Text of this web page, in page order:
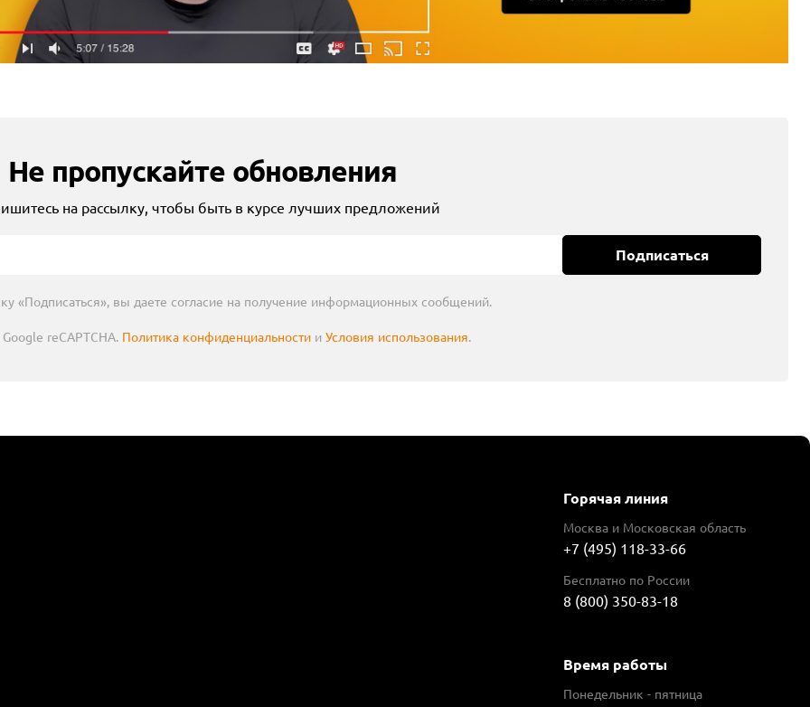
Не пропускайте обновления
на рассылку, чтобы быть в курсе лучших предложений
Подписаться
«Подписаться», вы даете согласие на получение информационных сообщений.
reCAPTCHA. Политика конфиденциальностии Условия использования.
Горячая линия
Москва и Московская область
+7 (495) 118-33-66
Бесплатно по России
8 (800) 350-83-18
Время работы
Понедельник - пятница